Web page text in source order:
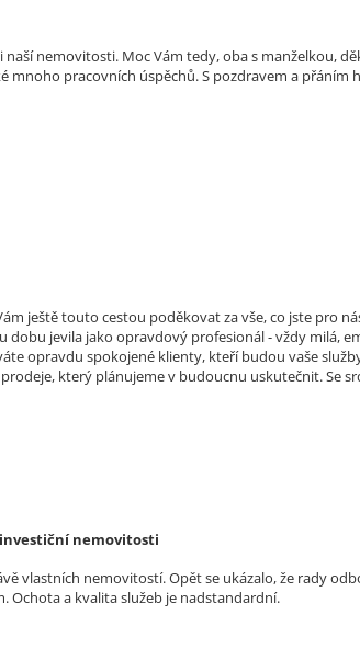
nemovitosti. Moc Vám tedy, oba s manželkou,
pracovních úspěchů. S pozdravem a přáním
ještě touto cestou poděkovat za vše, co jste pro
dobu jevila jako opravdový profesionál - vždy milá,
opravdu spokojené klienty, kteří budou vaše
který plánujeme v budoucnu uskutečnit. Se
nemovitosti
vlastních nemovitostí. Opět se ukázalo, že rady
Ochota a kvalita služeb je nadstandardní.